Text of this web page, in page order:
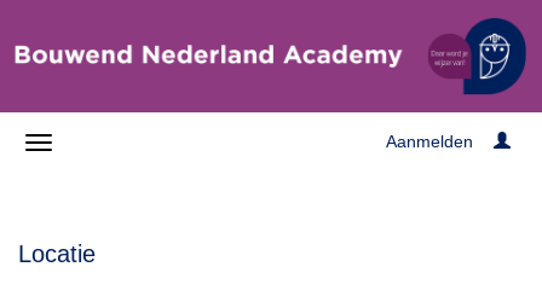
Aanmelden
Locatie